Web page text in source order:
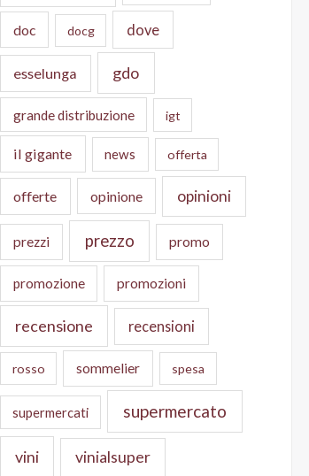
doc docg dove
esselunga gdo
grande distribuzione igt
il gigante news offerta
offerte opinione opinioni
prezzi prezzo promo
promozione promozioni
recensione recensioni
rosso sommelier spesa
supermercati supermercato
vini vinialsuper